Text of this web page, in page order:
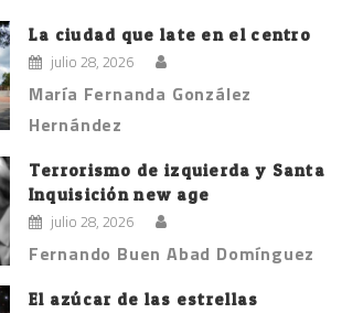
La ciudad que late en el centro
julio 28, 2026
María Fernanda González
Hernández
Terrorismo de izquierda y Santa
Inquisición new age
julio 28, 2026
Fernando Buen Abad Domínguez
El azúcar de las estrellas